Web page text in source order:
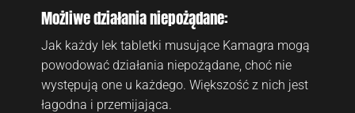
Możliwe działania niepożądane:
Jak każdy lek tabletki musujące Kamagra mogą
powodować działania niepożądane, choć nie
występują one u każdego. Większość z nich jest
łagodna i przemijająca.